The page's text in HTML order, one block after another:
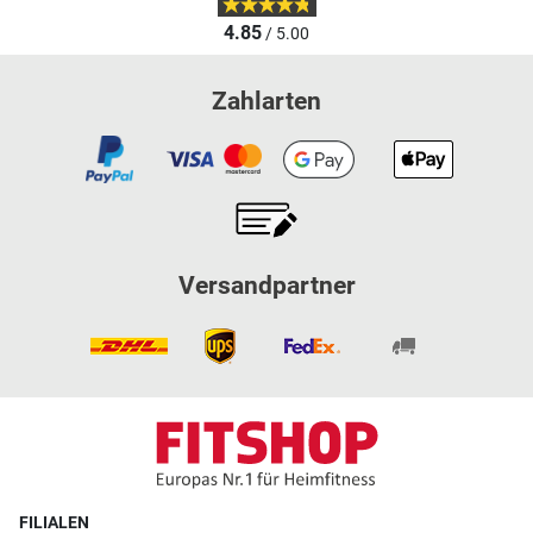
4.85/ 5.00
Zahlarten
Versandpartner
FILIALEN